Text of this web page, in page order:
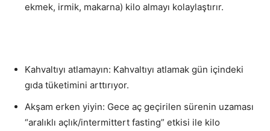
ekmek, irmik, makarna) kilo almayı kolaylaştırır.
Kahvaltıyı atlamayın: Kahvaltıyı atlamak gün içindeki
gıda tüketimini arttırıyor.
Akşam erken yiyin: Gece aç geçirilen sürenin uzaması
“aralıklı açlık/intermittert fasting” etkisi ile kilo